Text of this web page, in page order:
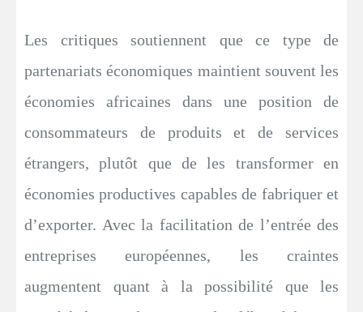
Les critiques soutiennent que ce type de
partenariats économiques maintient souvent les
économies africaines dans une position de
consommateurs de produits et de services
étrangers, plutôt que de les transformer en
économies productives capables de fabriquer et
d’exporter. Avec la facilitation de l’entrée des
entreprises européennes, les craintes
augmentent quant à la possibilité que les